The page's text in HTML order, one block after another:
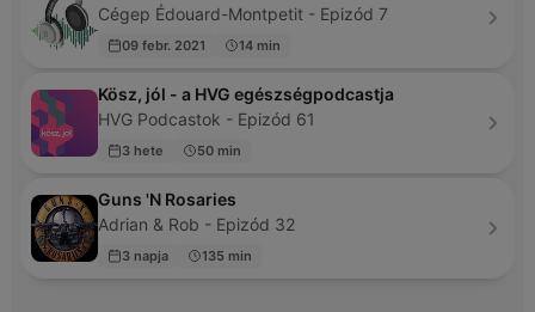
Cégep Édouard-Montpetit - Epizód 7
09 febr. 2021 14 min
Kösz, jól - a HVG egészségpodcastja
HVG Podcastok - Epizód 61
3 hete 50 min
Guns 'N Rosaries
Adrian & Rob - Epizód 32
3 napja 135 min